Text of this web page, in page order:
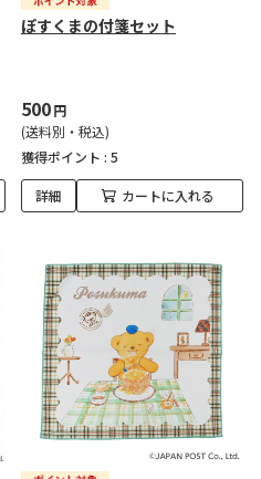
ぽすくまの付箋セット
500円
(送料別・税込)
獲得ポイント : 5
詳細 カートに入れる